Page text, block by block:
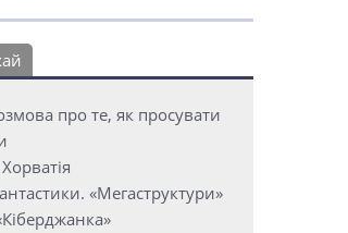
про те, як просувати
«Мегаструктури»